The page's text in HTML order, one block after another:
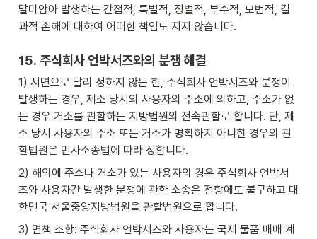
말미암아 발생하는 간접적, 특별적, 징벌적, 부수적, 모범적, 결
과적 손해에 대하여 어떠한 책임도 지지 않습니다.
15. 주식회사 언박서즈와의 분쟁 해결
1) 서면으로 달리 정하지 않는 한, 주식회사 언박서즈와 분쟁이
발생하는 경우, 제소 당시의 사용자의 주소에 의하고, 주소가 없
는 경우 거소를 관할하는 지방법원의 전속관할로 합니다. 단, 제
소 당시 사용자의 주소 또는 거소가 명확하지 아니한 경우의 관
할법원은 민사소송법에 따라 정합니다.
2) 해외에 주소나 거소가 있는 사용자의 경우 주식회사 언박서
즈와 사용자간 발생한 분쟁에 관한 소송은 전항에도 불구하고 대
한민국 서울중앙지방법원을 관할법원으로 합니다.
3) 면책 조항: 주식회사 언박서즈와 사용자는 국제 물품 매매 계